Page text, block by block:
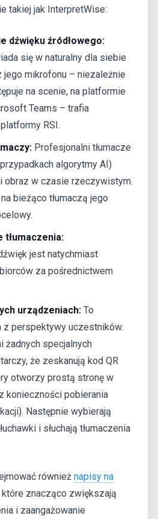
takiej jak InterpretWise:
dźwięku źródłowego:
się w naturalny dla siebie
jego mikrofonu – niezależnie
na scenie, na platformie
Teams – trafia
RSI.
Profesjonalni tłumacze
algorytmy AI)
obraz w czasie rzeczywistym.
bieżąco tłumaczą jego
tłumaczenia:
jest natychmiast
za pośrednictwem
urządzeniach: To
z perspektywy uczestników.
żadnych specjalnych
że zeskanują kod QR
otworzy prostą stronę w
konieczności pobierania
Następnie wybierają
i słuchają tłumaczenia
również napisy na
które znacząco zwiększają
i zaangażowanie